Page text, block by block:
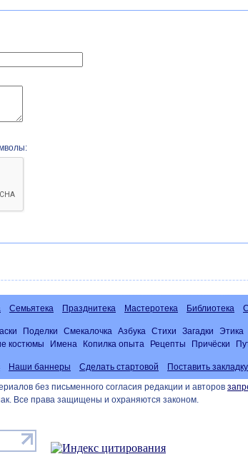
Семьятека Празднитека Мастеротека Библиотека
Поделки Смекалочка Азбука Стихи Загадки Этика
костюмы Имена Копилка опыта Рецепты Причёски
Наши баннеры Сделать стартовой Поставить закладку
без письменного согласия редакции и авторов
Все права защищены и охраняются законом.